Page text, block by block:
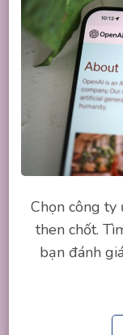
Chọn công
then chốt.
bạn đánh